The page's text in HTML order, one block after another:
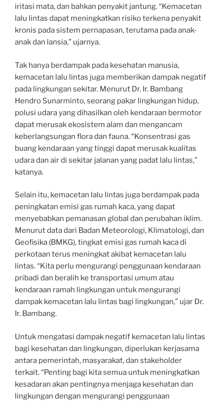
iritasi mata, dan bahkan penyakit jantung. “Kemacetan
lalu lintas dapat meningkatkan risiko terkena penyakit
kronis pada sistem pernapasan, terutama pada anak-
anak dan lansia,” ujarnya.
Tak hanya berdampak pada kesehatan manusia,
kemacetan lalu lintas juga memberikan dampak negatif
pada lingkungan sekitar. Menurut Dr. Ir. Bambang
Hendro Sunarminto, seorang pakar lingkungan hidup,
polusi udara yang dihasilkan oleh kendaraan bermotor
dapat merusak ekosistem alam dan mengancam
keberlangsungan flora dan fauna. “Konsentrasi gas
buang kendaraan yang tinggi dapat merusak kualitas
udara dan air di sekitar jalanan yang padat lalu lintas,”
katanya.
Selain itu, kemacetan lalu lintas juga berdampak pada
peningkatan emisi gas rumah kaca, yang dapat
menyebabkan pemanasan global dan perubahan iklim.
Menurut data dari Badan Meteorologi, Klimatologi, dan
Geofisika (BMKG), tingkat emisi gas rumah kaca di
perkotaan terus meningkat akibat kemacetan lalu
lintas. “Kita perlu mengurangi penggunaan kendaraan
pribadi dan beralih ke transportasi umum atau
kendaraan ramah lingkungan untuk mengurangi
dampak kemacetan lalu lintas bagi lingkungan,” ujar Dr.
Ir. Bambang.
Untuk mengatasi dampak negatif kemacetan lalu lintas
bagi kesehatan dan lingkungan, diperlukan kerjasama
antara pemerintah, masyarakat, dan stakeholder
terkait. “Penting bagi kita semua untuk meningkatkan
kesadaran akan pentingnya menjaga kesehatan dan
lingkungan dengan mengurangi penggunaan